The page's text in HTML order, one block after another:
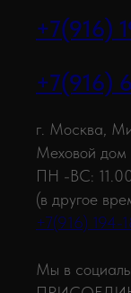
+7(916)
+7(916)
г. Москва,
Меховой
ПН -ВС:
(в другое
+7(916) 194-
Мы в